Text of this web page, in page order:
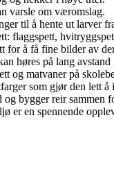
varsle om væromslag.
til å hente ut larver
flaggspett,
for å få fine bilder av
høres på lang avstand
og matvaner på
som gjør den lett å
bygger reir sammen
er en spennende